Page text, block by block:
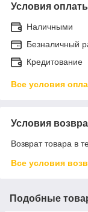
Условия
Наличными
Безналичный
Кредитование
Все условия
Условия
Возврат товара в
Все условия
Подобные